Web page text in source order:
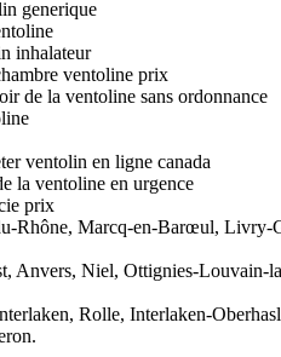
generique
inhalateur
ventoline prix
de la ventoline sans ordonnance
ventolin en ligne canada
la ventoline en urgence
prix
Rhône, Marcq-en-Barœul,
Anvers, Niel, Ottignies-
Rolle, Interlaken-